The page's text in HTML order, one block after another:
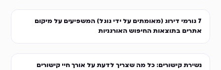
7 גורמי דירוג (מאומתים על ידי גוגל) המשפיעים על מיקום
אתרים בתוצאות החיפוש האורגניות
נשירת קישורים: כל מה שצריך לדעת על אורך חיי קישורים